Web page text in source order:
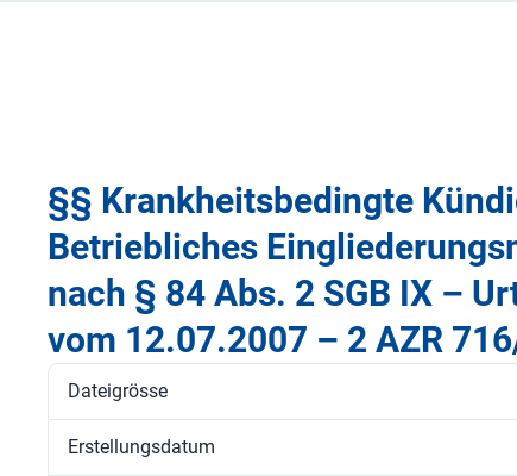
§§ Krankheitsbedingte
Betriebliches
nach § 84 Abs. 2 SGB IX –
vom 12.07.2007 – 2 AZR
Dateigrösse
Erstellungsdatum